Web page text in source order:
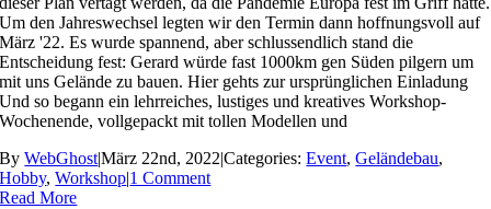
Um den Jahreswechsel legten wir den Termin dann hoffnungsvoll auf
März '22. Es wurde spannend, aber schlussendlich stand die
Entscheidung fest: Gerard würde fast 1000km gen Süden pilgern um
mit uns Gelände zu bauen. Hier gehts zur ursprünglichen Einladung
Und so begann ein lehrreiches, lustiges und kreatives Workshop-
Wochenende, vollgepackt mit tollen Modellen und
ByWebGhost|März 22nd, 2022|Categories:Event,Geländebau,
Hobby,Workshop|1 Comment
Read More